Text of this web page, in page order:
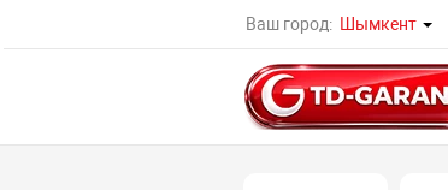
Ваш город: Шымкент